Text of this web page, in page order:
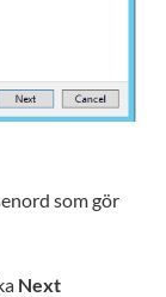
som gör
Next